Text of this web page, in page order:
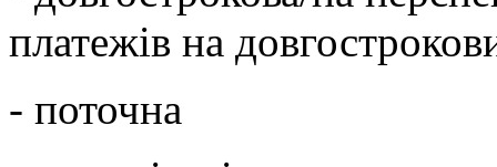
платежів на
- поточна